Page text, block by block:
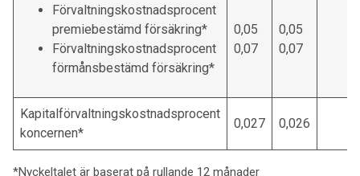
Förvaltningskostnadsprocent
premiebestämd försäkring*
Förvaltningskostnadsprocent
förmånsbestämd försäkring*
0,05
0,07
0,05
0,07
Kapitalförvaltningskostnadsprocent
koncernen*
0,027 0,026
*Nyckeltalet är baserat på rullande 12 månader